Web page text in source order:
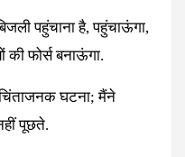
पहुंचाना है, पहुंचाऊंगा,
की फोर्स बनाऊंगा.
चिंताजनक घटना; मैंने
पूछते.